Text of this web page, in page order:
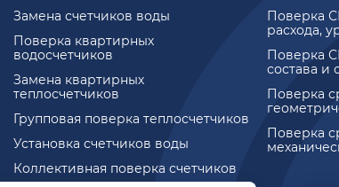
Замена счетчиков воды
Поверка квартирных
водосчетчиков
Замена квартирных
теплосчетчиков
Групповая поверка теплосчетчиков
Установка счетчиков воды
Коллективная поверка счетчиков
Поверка
расхода,
Поверка
состава и
Поверка
Поверка